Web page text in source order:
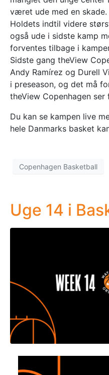
været ude med en skade.
Holdets indtil videre
også ude i sidste kamp
forventes tilbage i
Sidste gang theView
Andy Ramírez og Durell
i preseason, og det må
theView Copenhagen
Du kan se kampen live
hele Danmarks basket
Copenhagen Basketball
Uge 14 i